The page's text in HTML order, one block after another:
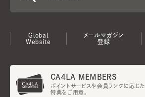
Global
Website
メールマガジン
登録
CA4LA MEMBERS
ポイントサービスや会員ランクに応じた
特典をご用意。